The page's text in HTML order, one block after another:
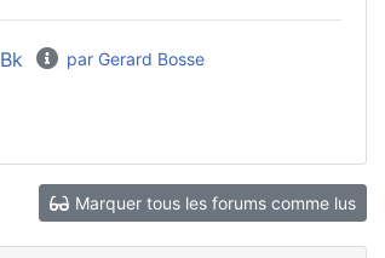
Bk par Gerard Bosse
Marquer tous les forums comme lus